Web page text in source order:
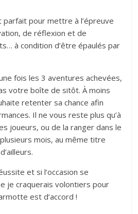
parfait pour mettre à l’épreuve
de réflexion et de
à condition d’être épaulés par
fois les 3 aventures achevées,
votre boîte de sitôt. À moins
retenter sa chance afin
Il ne vous reste plus qu’à
joueurs, ou de la ranger dans le
mois, au même titre
et si l’occasion se
je craquerais volontiers pour
est d’accord !